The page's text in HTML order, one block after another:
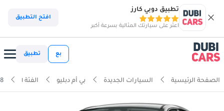
تطبيق دوبي كارز
اعثر على سيارتك المثالية بسرعة أكبر
افتح التطبيق
بع تطبيق
الصفحة الرئيسية السيارات الجديدة بي أم دبليو الفئة ١